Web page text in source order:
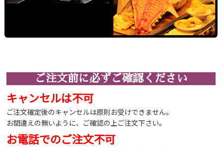
ご注文前に必ずご確認ください
キャンセルは不可
ご注文確定後のキャンセルは原則お受けできません。
お間違えの無いように、ご確認の上ご注文下さい。
お電話でのご注文不可